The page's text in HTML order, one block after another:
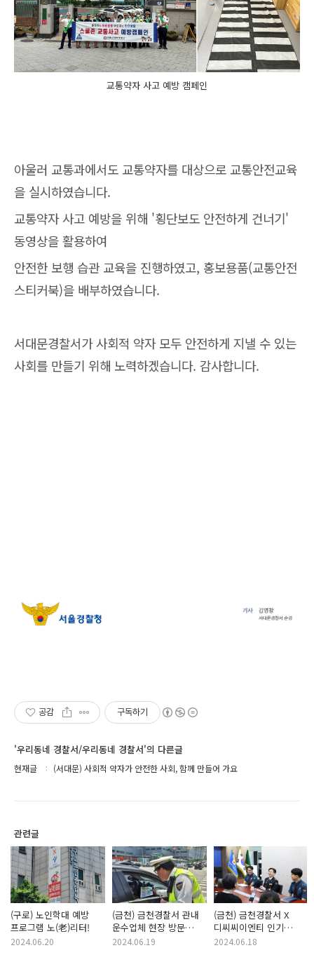
교통약자 사고 예방 캠페인
아울러 교통과에서도 교통약자를 대상으로 교통안전교육
을 실시하였습니다.
교통약자 사고 예방을 위해 '횡단보도 안전하게 건너기'
동영상을 활용하여
안전한 보행 습관 교육을 진행하였고, 홍보용품(교통안전
스티커북)을 배부하였습니다.
서대문경찰서가 사회적 약자 모두 안전하게 지낼 수 있는
사회를 만들기 위해 노력하겠습니다. 감사합니다.
공감 구독하기
'우리동네 경찰서/우리동네 경찰서'의 다른글
현재글 (서대문) 사회적 약자가 안전한 사회, 함께 만들어 가요
관련글
(구로) 노인학대 예방
프로그램 노(老)리터!
2024.06.20
(금천) 금천경찰서 관내
운수업체 현장 방문
교통 안전 홍보
2024.06.19
(금천) 금천경찰서 X
디씨씨이엔티 인기
웹툰으로 학교 폭력
2024.06.18